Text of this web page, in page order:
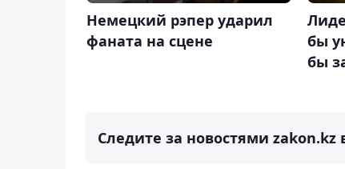
Немецкий рэпер ударил
фаната на сцене
бы
бы
Следите за новостями zakon.kz